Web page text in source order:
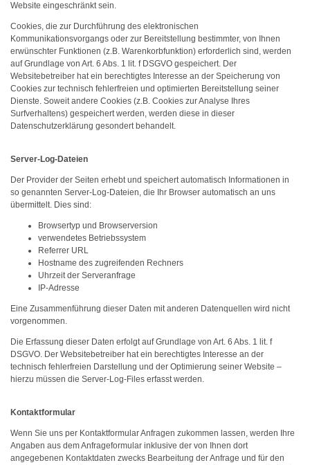
Website eingeschränkt sein.
Cookies, die zur Durchführung des elektronischen
Kommunikationsvorgangs oder zur Bereitstellung bestimmter, von Ihnen
erwünschter Funktionen (z.B. Warenkorbfunktion) erforderlich sind, werden
auf Grundlage von Art. 6 Abs. 1 lit. f DSGVO gespeichert. Der
Websitebetreiber hat ein berechtigtes Interesse an der Speicherung von
Cookies zur technisch fehlerfreien und optimierten Bereitstellung seiner
Dienste. Soweit andere Cookies (z.B. Cookies zur Analyse Ihres
Surfverhaltens) gespeichert werden, werden diese in dieser
Datenschutzerklärung gesondert behandelt.
Server-Log-Dateien
Der Provider der Seiten erhebt und speichert automatisch Informationen in
so genannten Server-Log-Dateien, die Ihr Browser automatisch an uns
übermittelt. Dies sind:
Browsertyp und Browserversion
verwendetes Betriebssystem
Referrer URL
Hostname des zugreifenden Rechners
Uhrzeit der Serveranfrage
IP-Adresse
Eine Zusammenführung dieser Daten mit anderen Datenquellen wird nicht
vorgenommen.
Die Erfassung dieser Daten erfolgt auf Grundlage von Art. 6 Abs. 1 lit. f
DSGVO. Der Websitebetreiber hat ein berechtigtes Interesse an der
technisch fehlerfreien Darstellung und der Optimierung seiner Website –
hierzu müssen die Server-Log-Files erfasst werden.
Kontaktformular
Wenn Sie uns per Kontaktformular Anfragen zukommen lassen, werden Ihre
Angaben aus dem Anfrageformular inklusive der von Ihnen dort
angegebenen Kontaktdaten zwecks Bearbeitung der Anfrage und für den